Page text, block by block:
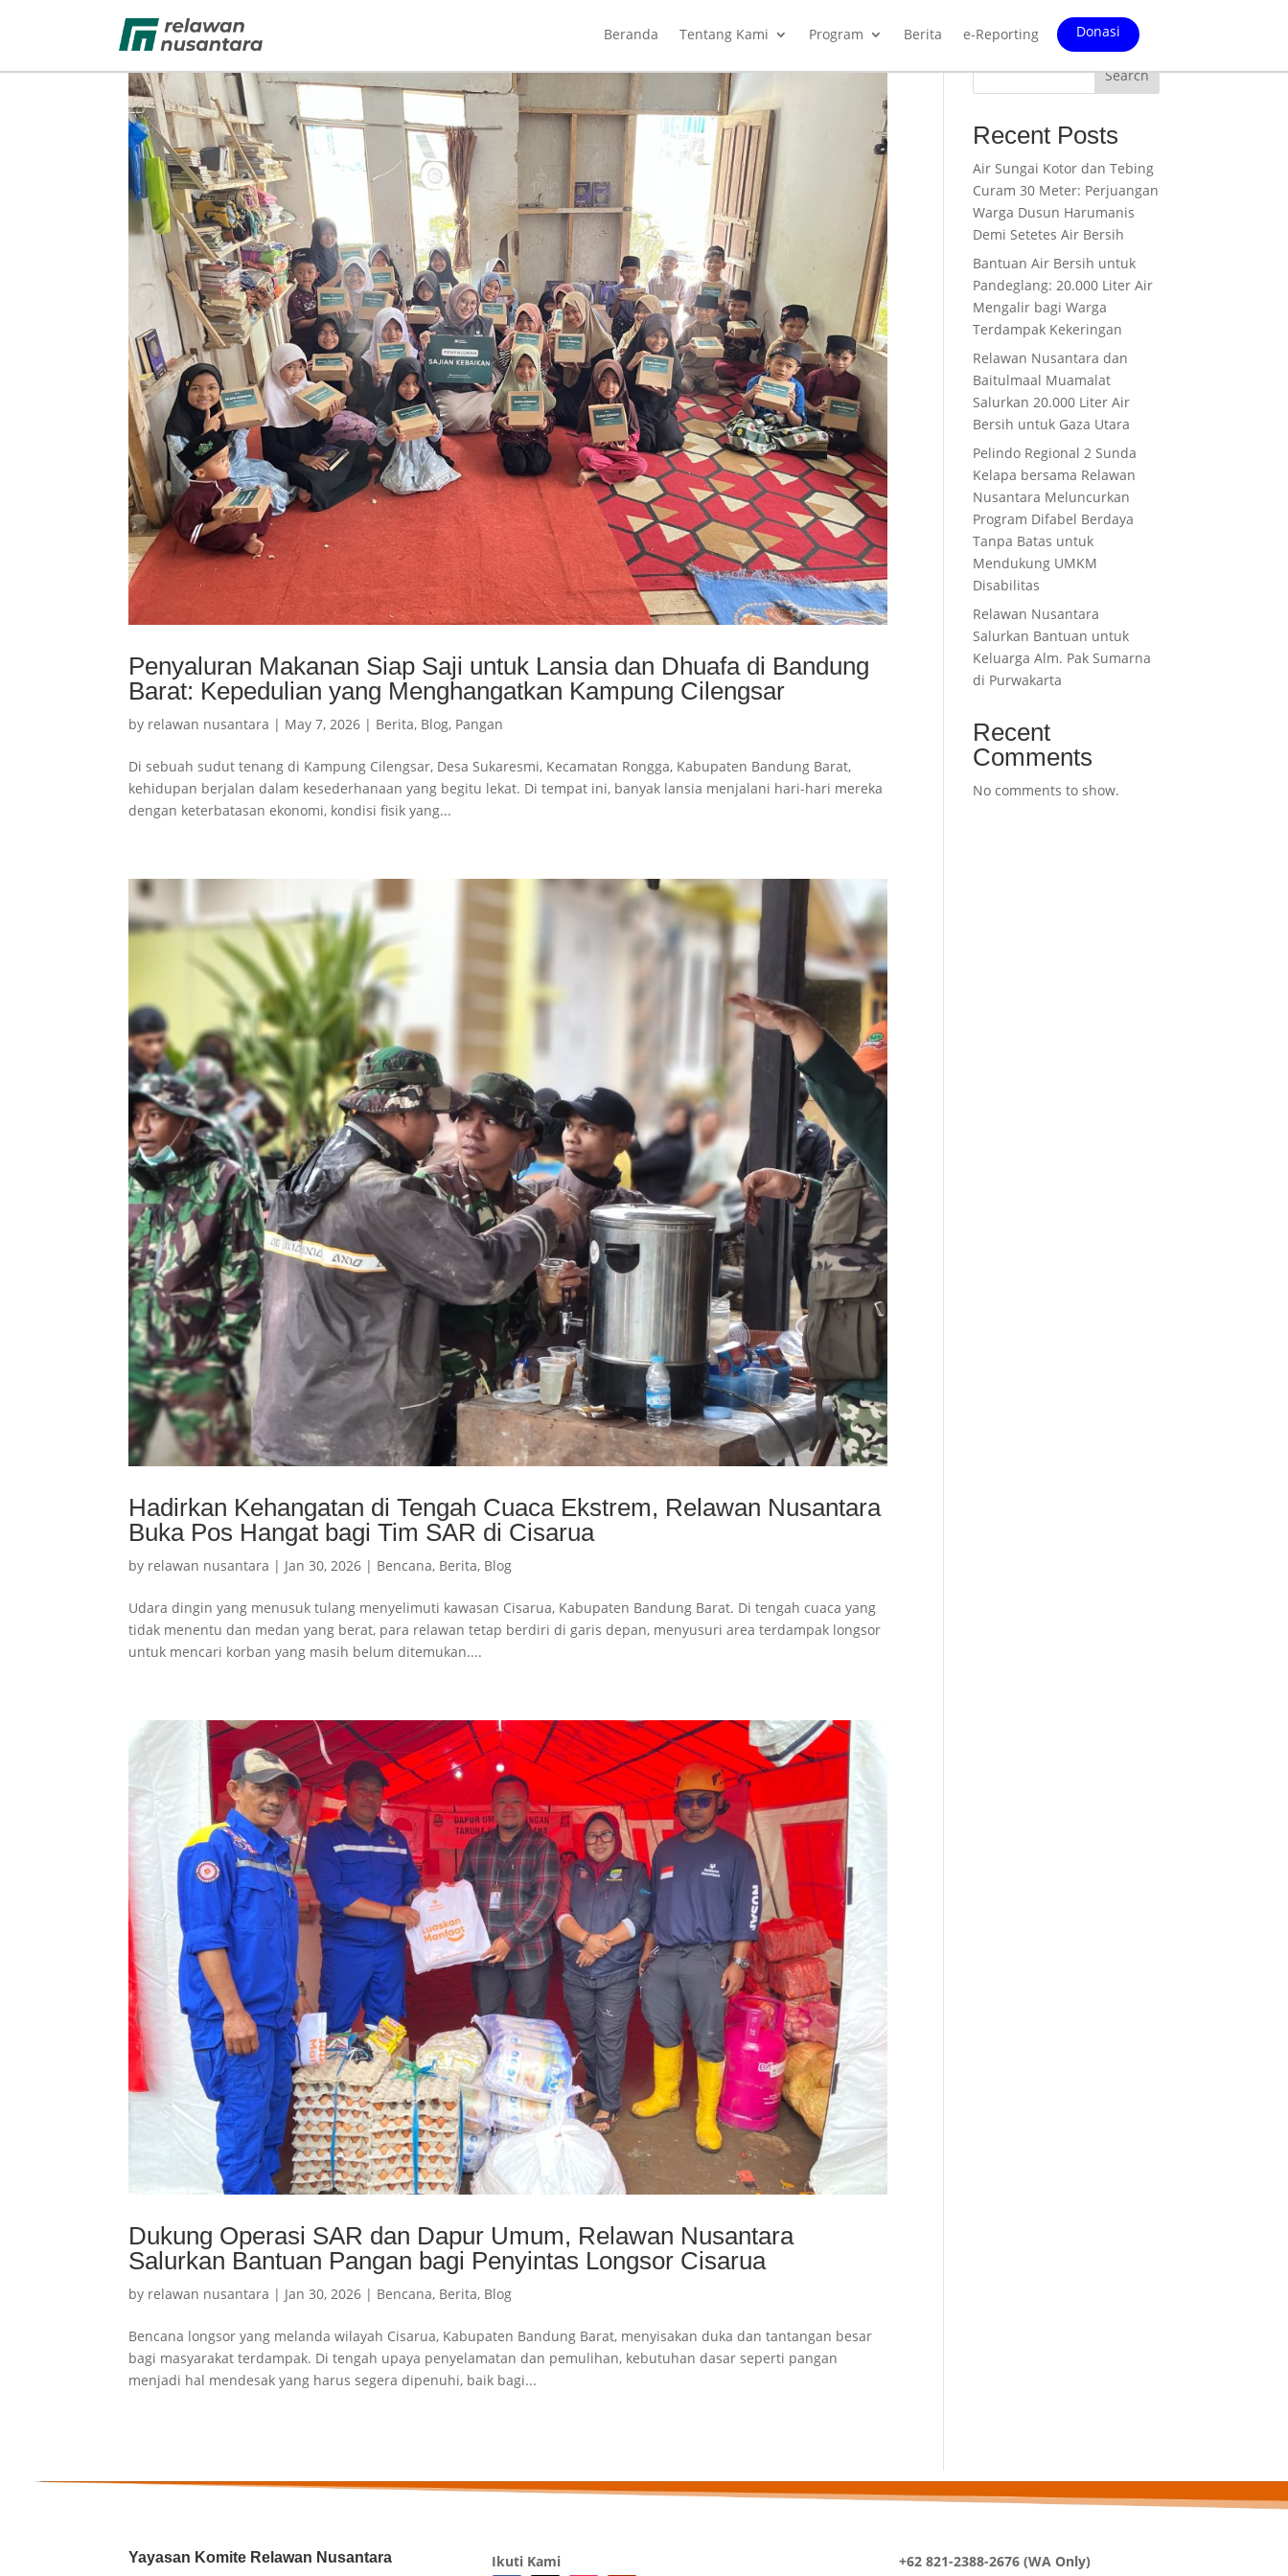
Beranda Tentang Kami Program Berita e-Reporting Donasi
Penyaluran Makanan Siap Saji untuk Lansia dan Dhuafa di Bandung
Barat: Kepedulian yang Menghangatkan Kampung Cilengsar
by relawan nusantara | May 7, 2026 | Berita, Blog, Pangan
Di sebuah sudut tenang di Kampung Cilengsar, Desa Sukaresmi, Kecamatan Rongga, Kabupaten Bandung Barat,
kehidupan berjalan dalam kesederhanaan yang begitu lekat. Di tempat ini, banyak lansia menjalani hari-hari mereka
dengan keterbatasan ekonomi, kondisi fisik yang...
Hadirkan Kehangatan di Tengah Cuaca Ekstrem, Relawan Nusantara
Buka Pos Hangat bagi Tim SAR di Cisarua
by relawan nusantara | Jan 30, 2026 | Bencana, Berita, Blog
Udara dingin yang menusuk tulang menyelimuti kawasan Cisarua, Kabupaten Bandung Barat. Di tengah cuaca yang
tidak menentu dan medan yang berat, para relawan tetap berdiri di garis depan, menyusuri area terdampak longsor
untuk mencari korban yang masih belum ditemukan....
Dukung Operasi SAR dan Dapur Umum, Relawan Nusantara
Salurkan Bantuan Pangan bagi Penyintas Longsor Cisarua
by relawan nusantara | Jan 30, 2026 | Bencana, Berita, Blog
Bencana longsor yang melanda wilayah Cisarua, Kabupaten Bandung Barat, menyisakan duka dan tantangan besar
bagi masyarakat terdampak. Di tengah upaya penyelamatan dan pemulihan, kebutuhan dasar seperti pangan
menjadi hal mendesak yang harus segera dipenuhi, baik bagi...
Search
Recent Posts
Air Sungai Kotor dan Tebing
Curam 30 Meter: Perjuangan
Warga Dusun Harumanis
Demi Setetes Air Bersih
Bantuan Air Bersih untuk
Pandeglang: 20.000 Liter Air
Mengalir bagi Warga
Terdampak Kekeringan
Relawan Nusantara dan
Baitulmaal Muamalat
Salurkan 20.000 Liter Air
Bersih untuk Gaza Utara
Pelindo Regional 2 Sunda
Kelapa bersama Relawan
Nusantara Meluncurkan
Program Difabel Berdaya
Tanpa Batas untuk
Mendukung UMKM
Disabilitas
Relawan Nusantara
Salurkan Bantuan untuk
Keluarga Alm. Pak Sumarna
di Purwakarta
Recent
Comments
No comments to show.
Yayasan Komite Relawan Nusantara Ikuti Kami +62 821-2388-2676 (WA Only)